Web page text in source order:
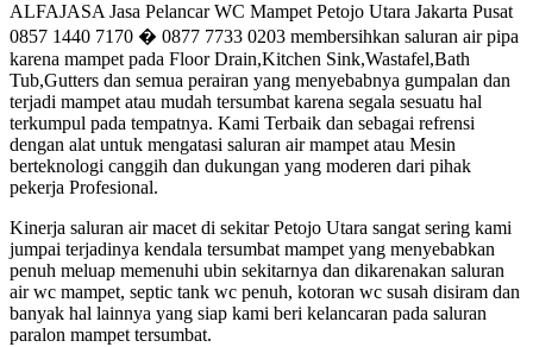
ALFAJASA Jasa Pelancar WC Mampet Petojo Utara Jakarta Pusat
0857 1440 7170 � 0877 7733 0203 membersihkan saluran air pipa
karena mampet pada Floor Drain,Kitchen Sink,Wastafel,Bath
Tub,Gutters dan semua perairan yang menyebabnya gumpalan dan
terjadi mampet atau mudah tersumbat karena segala sesuatu hal
terkumpul pada tempatnya. Kami Terbaik dan sebagai refrensi
dengan alat untuk mengatasi saluran air mampet atau Mesin
berteknologi canggih dan dukungan yang moderen dari pihak
pekerja Profesional.
Kinerja saluran air macet di sekitar Petojo Utara sangat sering kami
jumpai terjadinya kendala tersumbat mampet yang menyebabkan
penuh meluap memenuhi ubin sekitarnya dan dikarenakan saluran
air wc mampet, septic tank wc penuh, kotoran wc susah disiram dan
banyak hal lainnya yang siap kami beri kelancaran pada saluran
paralon mampet tersumbat.